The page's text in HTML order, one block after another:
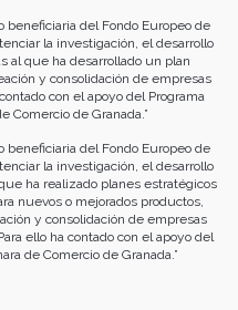
beneficiaria del Fondo Europeo de
la investigación, el desarrollo
al que ha desarrollado un plan
y consolidación de empresas
con el apoyo del Programa
Comercio de Granada.”
beneficiaria del Fondo Europeo de
la investigación, el desarrollo
ha realizado planes estratégicos
nuevos o mejorados productos,
y consolidación de empresas
ello ha contado con el apoyo del
de Comercio de Granada.”